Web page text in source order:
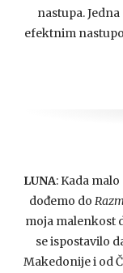
nastupa.
efektnim
LUNA: Kada
dođemo do
moja malenkost
se ispostavilo
Makedonije i od